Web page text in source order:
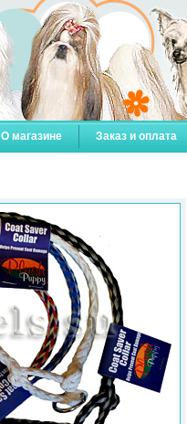
О магазине Заказ и оплата